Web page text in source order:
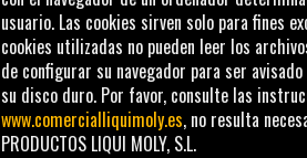
usuario. Las cookies sirven solo para fines
cookies utilizadas no pueden leer los
de configurar su navegador para ser
su disco duro. Por favor, consulte las
www.comercialliquimoly.es, no resulta
PRODUCTOS LIQUI MOLY, S.L.